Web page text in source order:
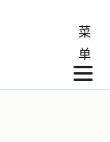
菜
单